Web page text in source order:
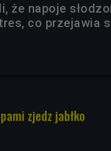
że napoje
co przejawia
zjedz jabłko